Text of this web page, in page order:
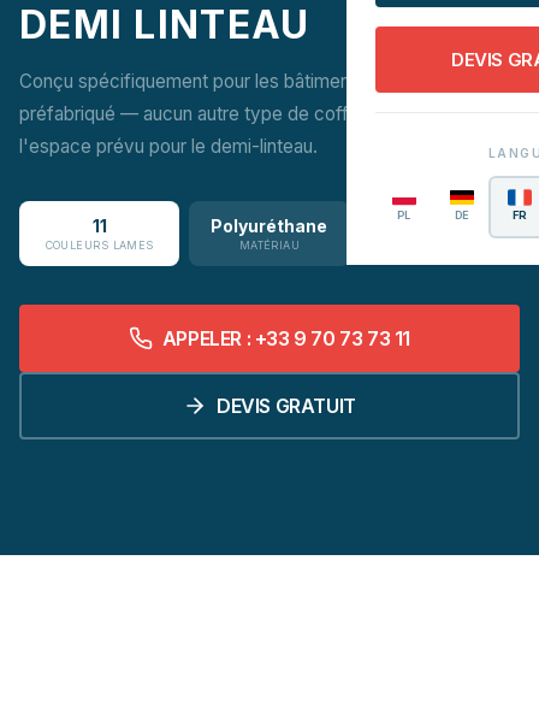
DEVIS
PL DE FR
DEMI LINTEAU
Conçu spécifiquement pour les bâtiments avec pré-linteau
préfabriqué — aucun autre type de coffre ne convient à
l'espace prévu pour le demi-linteau.
11
COULEURS LAMES
Polyuréthane
MATÉRIAU
APPELER : +33 9 70 73 73 11
DEVIS GRATUIT